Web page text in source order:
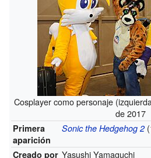
Cosplayer como personaje
de 2017
Primera
aparición
Sonic the Hedgehog 2
Creado por Yasushi Yamaguchi